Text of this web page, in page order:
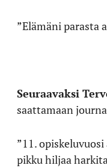
”Elämäni parasta
Seuraavaksi
saattamaan
”11.
pikku hiljaa